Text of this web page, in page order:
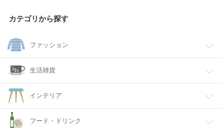
カテゴリから探す
ファッション
生活雑貨
インテリア
フード・ドリンク